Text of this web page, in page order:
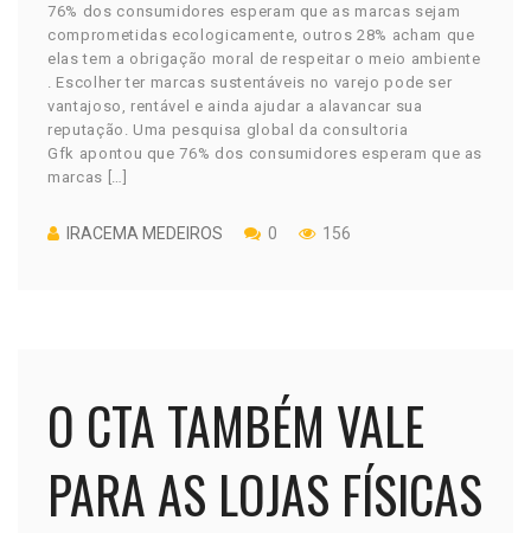
76% dos consumidores esperam que as marcas sejam
comprometidas ecologicamente, outros 28% acham que
elas tem a obrigação moral de respeitar o meio ambiente
. Escolher ter marcas sustentáveis no varejo pode ser
vantajoso, rentável e ainda ajudar a alavancar sua
reputação. Uma pesquisa global da consultoria
Gfk apontou que 76% dos consumidores esperam que as
marcas […]
IRACEMA MEDEIROS 0 156
O CTA TAMBÉM VALE
PARA AS LOJAS FÍSICAS